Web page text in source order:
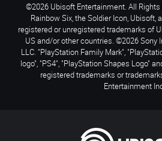
©2026 Ubisoft Entertainment. All Rights
Rainbow Six, the Soldier Icon, Ubisoft,
registered or unregistered trademarks of
US and/or other countries. ©2026 Sony
LLC. "PlayStation Family Mark",
logo", "PS4", "PlayStation Shapes Logo"
registered trademarks or
Entertainment